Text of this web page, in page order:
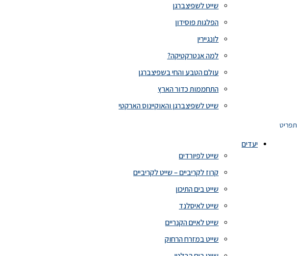
שייט לשפיצברגן
הפלגות פוסידון
לונגיירין
למה אנטרקטיקה?
עולם הטבע והחי בשפיצברגן
התחממות כדור הארץ
שייט לשפיצברגן והאוקיינוס הארקטי
תפריט
יעדים
שייט לפיורדים
קרוז לקריביים – שייט לקריביים
שייט בים התיכון
שייט לאיסלנד
שייט לאיים הקנריים
שייט במזרח הרחוק